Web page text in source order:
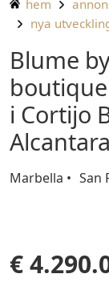
hem
nya
Blume by Marein - Exklusivt
i Cortijo
Alcantara
Marbella San
€